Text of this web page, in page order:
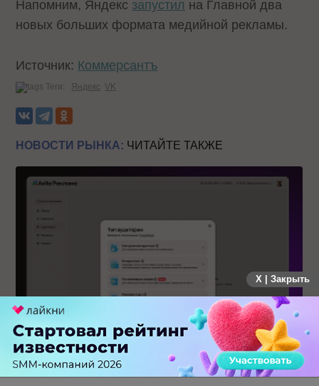
Напомним, Яндекс запустил на Главной два
новых больших формата медийной рекламы.
Источник: Коммерсантъ
Теги: Яндекс VK
НОВОСТИ РЫНКА: ЧИТАЙТЕ ТАКЖЕ
Авито Реклама запустила таргетинг по ключевым словам
X | Закрыть